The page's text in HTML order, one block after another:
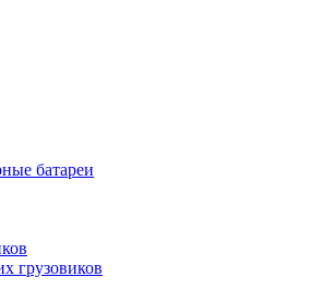
батареи
грузовиков